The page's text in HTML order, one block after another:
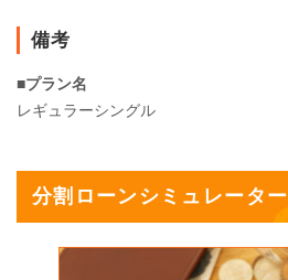
備考
■プラン名
レギュラーシングル
分割ローンシミュレーター